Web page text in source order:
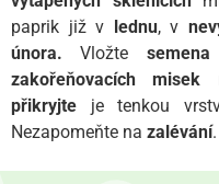
paprik již v lednu, v
února.Vložte semena
zakořeňovacích misek
přikryjte je tenkou
Nezapomeňte na zalévání.